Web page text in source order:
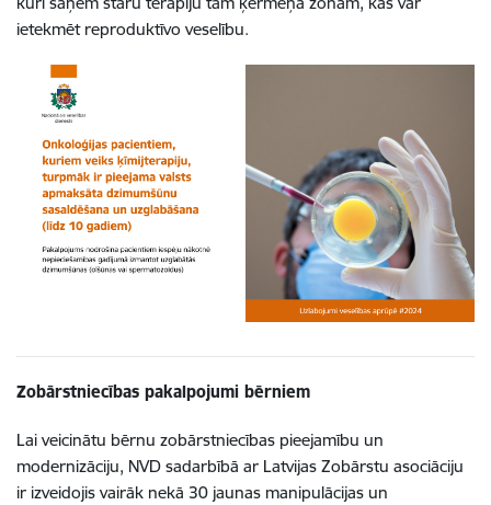
ietekmēt reproduktīvo veselību.
Zobārstniecības pakalpojumi bērniem
Lai veicinātu bērnu zobārstniecības pieejamību un
modernizāciju, NVD sadarbībā ar Latvijas Zobārstu asociāciju
ir izveidojis vairāk nekā 30 jaunas manipulācijas un